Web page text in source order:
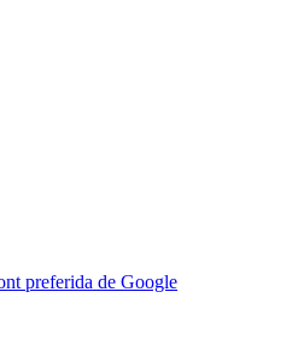
preferida de Google